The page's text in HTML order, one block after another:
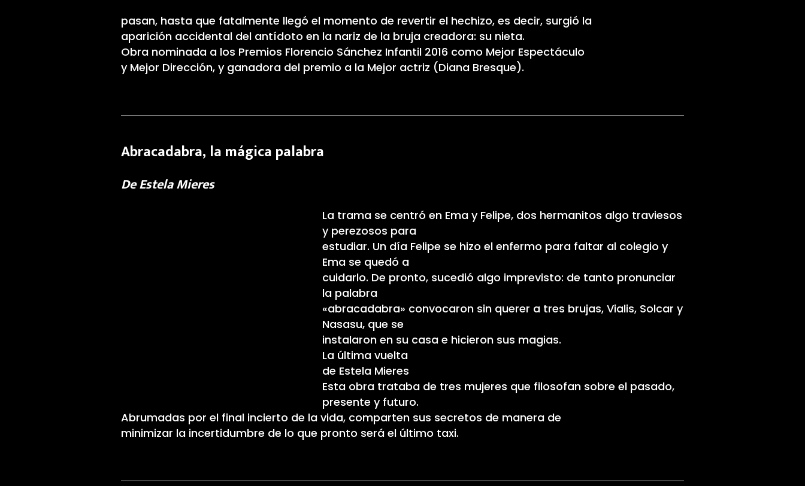
pasan, hasta que fatalmente llegó el momento de revertir el hechizo, es decir, surgió la
aparición accidental del antídoto en la nariz de la bruja creadora: su nieta.
Obra nominada a los Premios Florencio Sánchez Infantil 2016 como Mejor Espectáculo
y Mejor Dirección, y ganadora del premio a la Mejor actriz (Diana Bresque).
Abracadabra, la mágica palabra
De Estela Mieres
La trama se centró en Ema y Felipe, dos hermanitos algo traviesos
y perezosos para
estudiar. Un día Felipe se hizo el enfermo para faltar al colegio y
Ema se quedó a
cuidarlo. De pronto, sucedió algo imprevisto: de tanto pronunciar
la palabra
«abracadabra» convocaron sin querer a tres brujas, Vialis, Solcar y
Nasasu, que se
instalaron en su casa e hicieron sus magias.
La última vuelta
de Estela Mieres
Esta obra trataba de tres mujeres que filosofan sobre el pasado,
presente y futuro.
Abrumadas por el final incierto de la vida, comparten sus secretos de manera de
minimizar la incertidumbre de lo que pronto será el último taxi.